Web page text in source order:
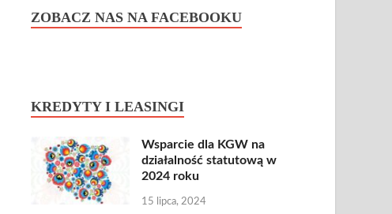
ZOBACZ NAS NA FACEBOOKU
KREDYTY I LEASINGI
Wsparcie dla KGW na
działalność statutową w
2024 roku
15 lipca, 2024